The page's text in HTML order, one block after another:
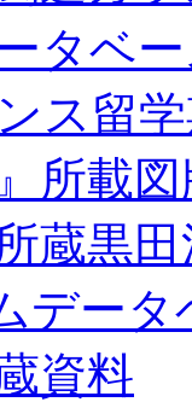
タベ
ス留
所載
蔵黒
データ
資料